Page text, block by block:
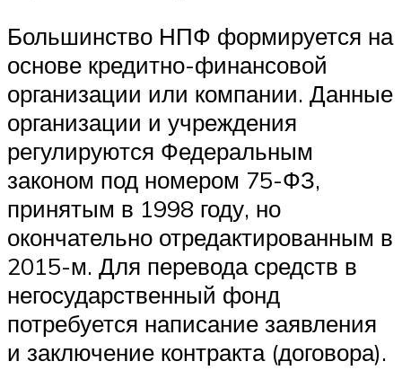
Большинство НПФ формируется на
основе кредитно-финансовой
организации или компании. Данные
организации и учреждения
регулируются Федеральным
законом под номером 75-ФЗ,
принятым в 1998 году, но
окончательно отредактированным в
2015-м. Для перевода средств в
негосударственный фонд
потребуется написание заявления
и заключение контракта (договора).